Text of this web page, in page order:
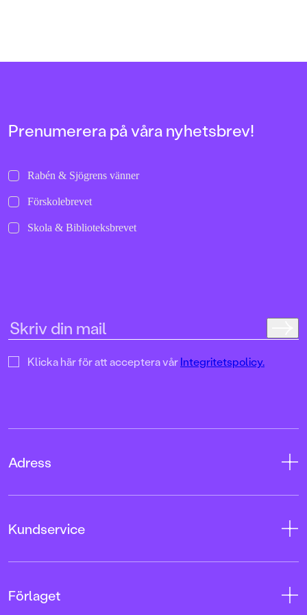
Prenumerera på våra nyhetsbrev!
Rabén & Sjögrens vänner
Förskolebrevet
Skola & Biblioteksbrevet
Klicka här för att acceptera vårIntegritetspolicy.
Adress
103 12 Stockholm
Kundservice
Kundservice
Förlaget